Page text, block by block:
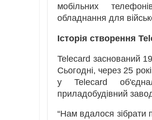
мобільних
обладнання для
Історія створення
Telecard заснований
Сьогодні, через 25
у Telecard
приладобудівний
“Нам вдалося зібрати